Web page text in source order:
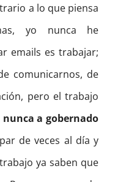
a lo que piensa
yo nunca he
emails es trabajar;
comunicarnos, de
pero el trabajo
a gobernado
de veces al día y
ya saben que